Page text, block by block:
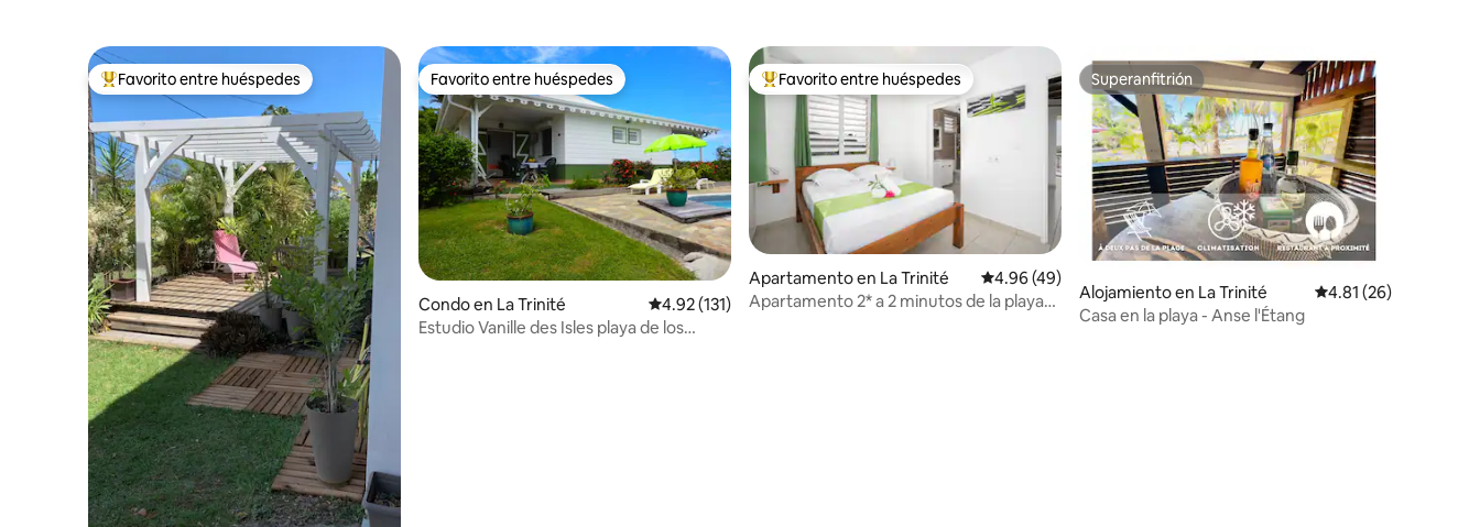
Favorito entre huéspedes preferido
Favorito entre huéspedes Favorito entre huéspedes
Favorito entre huéspedes
Condo en La Trinité Calificación promedio: 4.92 de 5, 131 reseñas
4.92 (131)
Estudio Vanille des Isles playa de los
Favorito entre huéspedes preferido
Favorito entre huéspedes
Apartamento en La Trinité Calificación promedio: 4.96 de 5, 49 reseñas
4.96 (49)
Apartamento 2* a 2 minutos de la playa
Superanfitrión
Superanfitrión
Alojamiento en La Trinité Calificación
4.81 (26)
Casa en la playa - Anse l'Étang